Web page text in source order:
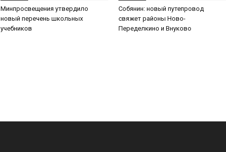
Минпросвещения утвердило
новый перечень школьных
учебников
Собянин: новый путепровод
свяжет районы Ново-
Переделкино и Внуково